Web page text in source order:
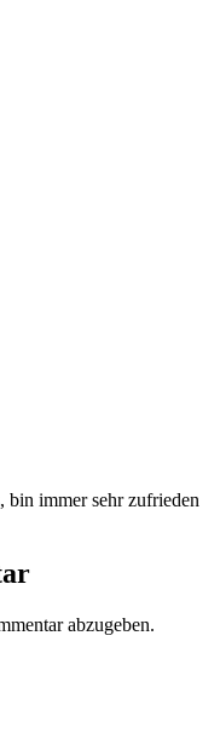
bin immer sehr zufrieden
abzugeben.